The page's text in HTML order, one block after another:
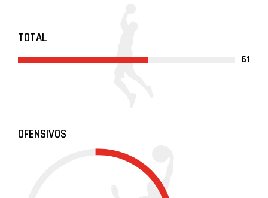
TOTAL
61
OFENSIVOS